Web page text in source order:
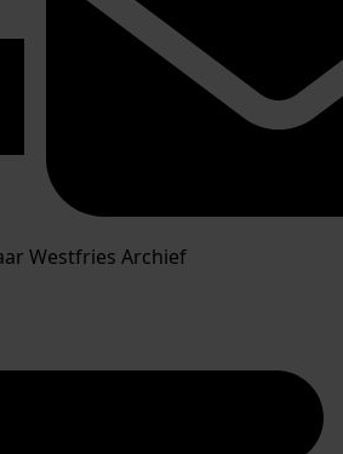
Westfries Archief